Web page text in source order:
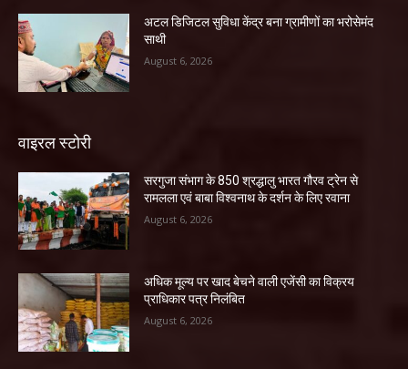
अटल डिजिटल सुविधा केंद्र बना ग्रामीणों का भरोसेमंद
साथी
August 6, 2026
वाइरल स्टोरी
सरगुजा संभाग के 850 श्रद्धालु भारत गौरव ट्रेन से
रामलला एवं बाबा विश्वनाथ के दर्शन के लिए रवाना
August 6, 2026
अधिक मूल्य पर खाद बेचने वाली एजेंसी का विक्रय
प्राधिकार पत्र निलंबित
August 6, 2026